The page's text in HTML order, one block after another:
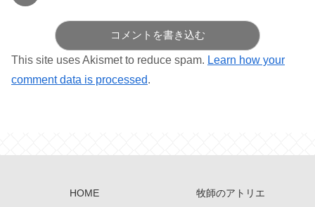
コメントを書き込む
This site uses Akismet to reduce spam. Learn how your
comment data is processed.
HOME 牧師のアトリエ